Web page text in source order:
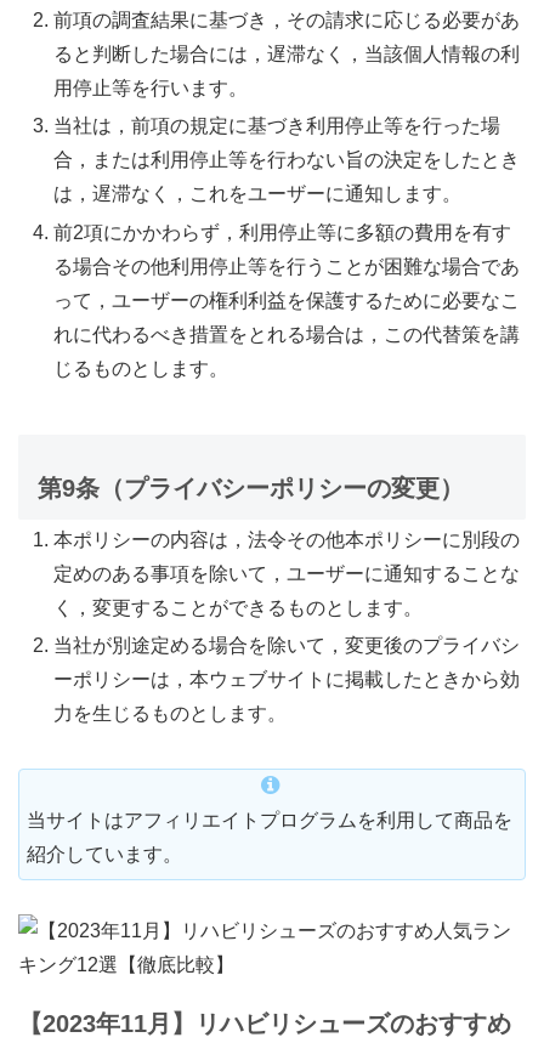
前項の調査結果に基づき，その請求に応じる必要があ
ると判断した場合には，遅滞なく，当該個人情報の利
用停止等を行います。
当社は，前項の規定に基づき利用停止等を行った場
合，または利用停止等を行わない旨の決定をしたとき
は，遅滞なく，これをユーザーに通知します。
前2項にかかわらず，利用停止等に多額の費用を有す
る場合その他利用停止等を行うことが困難な場合であ
って，ユーザーの権利利益を保護するために必要なこ
れに代わるべき措置をとれる場合は，この代替策を講
じるものとします。
第9条（プライバシーポリシーの変更）
本ポリシーの内容は，法令その他本ポリシーに別段の
定めのある事項を除いて，ユーザーに通知することな
く，変更することができるものとします。
当社が別途定める場合を除いて，変更後のプライバシ
ーポリシーは，本ウェブサイトに掲載したときから効
力を生じるものとします。
当サイトはアフィリエイトプログラムを利用して商品を
紹介しています。
【2023年11月】リハビリシューズのおすすめ